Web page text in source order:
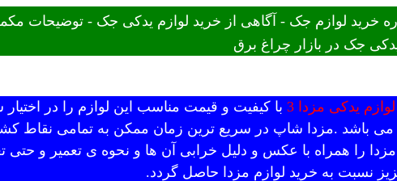
لوازم جک - آگاهی از خرید لوازم یدکی جک - توضیحات
جک در بازار چراغ برق
لوازم یدکی مزدا 3
با کیفیت و قیمت مناسب این لوازم را در
می باشد .مزدا شاپ در سریع ترین زمان ممکن به تمامی نقاط
را همراه با عکس و دلیل خرابی آن ها و نحوه ی تعمیر و حتی
نسبت به خرید لوازم مزدا حاصل گردد.